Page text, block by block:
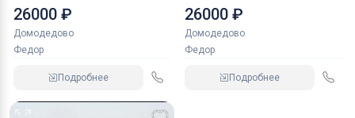
33м, с гуськом 9м
26000 ₽
Домодедово
Федор
Подробнее
26000 ₽
Домодедово
Федор
Подробнее